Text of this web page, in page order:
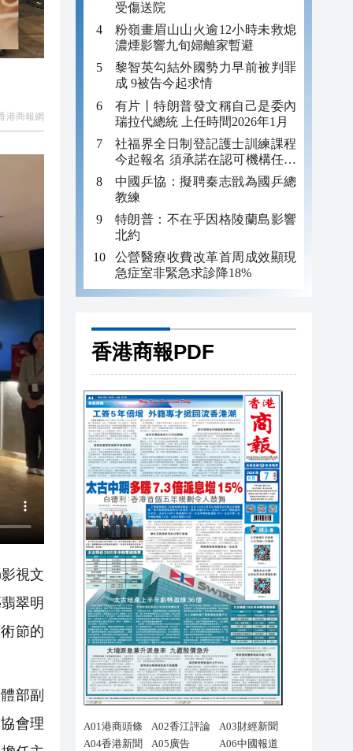
港商報網
視文
翠明
節的
部副
會理
受傷送院
粉嶺畫眉山山火逾12小時未救熄
濃煙影響九旬婦離家暫避
黎智英勾結外國勢力早前被判罪
成 9被告今起求情
有片丨特朗普發文稱自己是委內
瑞拉代總統 上任時間2026年1月
社福界全日制登記護士訓練課程
今起報名 須承諾在認可機構任職
至少三年
中國乒協：擬聘秦志戩為國乒總
教練
特朗普：不在乎因格陵蘭島影響
北約
公營醫療收費改革首周成效顯現
急症室非緊急求診降18%
香港商報PDF